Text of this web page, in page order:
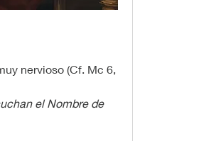
nervioso (Cf. Mc 6,
el Nombre de